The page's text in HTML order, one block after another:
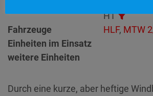
H1
Fahrzeuge
HLF, MTW
Einheiten im Einsatz
weitere Einheiten
Durch eine kurze, aber heftige